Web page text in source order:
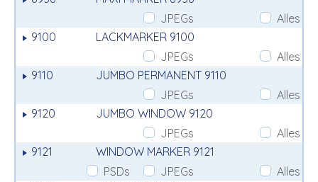
JPEGs
Alles
9100
LACKMARKER 9100
JPEGs
Alles
9110
JUMBO PERMANENT 9110
JPEGs
Alles
9120
JUMBO WINDOW 9120
JPEGs
Alles
9121
WINDOW MARKER 9121
PSDs
JPEGs
Alles